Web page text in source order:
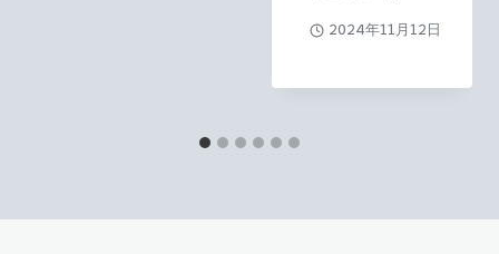
2024年11月12日